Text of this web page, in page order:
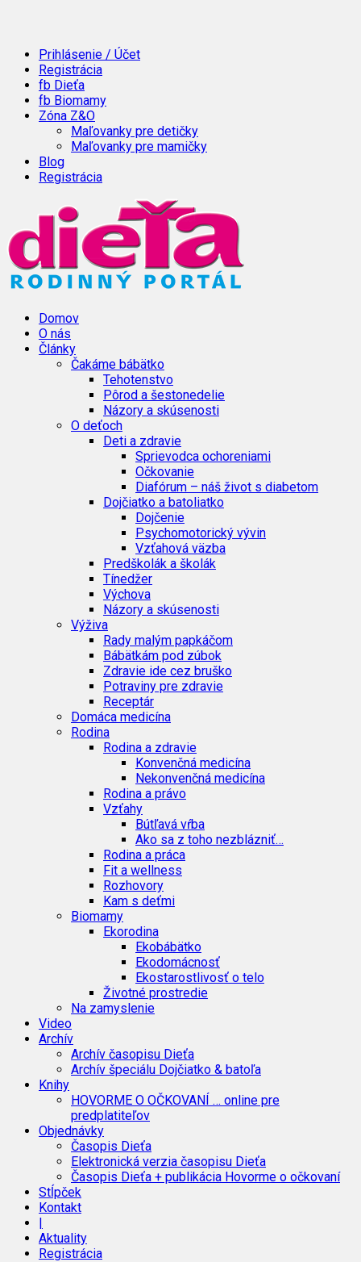
Prihlásenie / Účet
Registrácia
fb Dieťa
fb Biomamy
Zóna Z&O
Maľovanky pre detičky
Maľovanky pre mamičky
Blog
Registrácia
Domov
O nás
Články
Čakáme bábätko
Tehotenstvo
Pôrod a šestonedelie
Názory a skúsenosti
O deťoch
Deti a zdravie
Sprievodca ochoreniami
Očkovanie
Diafórum – náš život s diabetom
Dojčiatko a batoliatko
Dojčenie
Psychomotorický vývin
Vzťahová väzba
Predškolák a školák
Tínedžer
Výchova
Názory a skúsenosti
Výživa
Rady malým papkáčom
Bábätkám pod zúbok
Zdravie ide cez bruško
Potraviny pre zdravie
Receptár
Domáca medicína
Rodina
Rodina a zdravie
Konvenčná medicína
Nekonvenčná medicína
Rodina a právo
Vzťahy
Bútľavá vŕba
Ako sa z toho nezblázniť…
Rodina a práca
Fit a wellness
Rozhovory
Kam s deťmi
Biomamy
Ekorodina
Ekobábätko
Ekodomácnosť
Ekostarostlivosť o telo
Životné prostredie
Na zamyslenie
Video
Archív
Archív časopisu Dieťa
Archív špeciálu Dojčiatko & batoľa
Knihy
HOVORME O OČKOVANÍ … online pre
predplatiteľov
Objednávky
Časopis Dieťa
Elektronická verzia časopisu Dieťa
Časopis Dieťa + publikácia Hovorme o očkovaní
Stĺpček
Kontakt
|
Aktuality
Registrácia